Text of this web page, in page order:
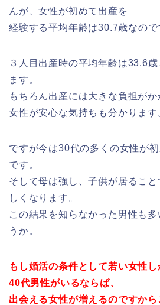
んが、女性が初めて出産を
経験する平均年齢は30.7歳なので
３人目出産時の平均年齢は33.6
ます。
もちろん出産には大きな負担が
女性が安心な気持ちも分かります
ですが今は30代の多くの女性が
です。
そして母は強し、子供が居ること
しくなります。
この結果を知らなかった男性も多
うか。
もし婚活の条件として若い女性
40代男性がいるならば、
出会える女性が増えるのですか